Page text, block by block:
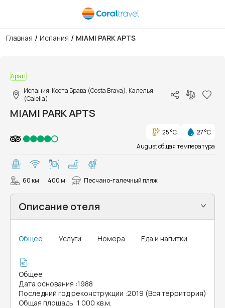
Главная / Испания / MIAMI PARK APTS
Apart
Испания, Коста Брава (Costa Brava), Калелья
(Calella)
MIAMI PARK APTS
25 °C
27 °C
August общая температура
60 км 400 м Песчано-галечный пляж
Описание отеля
Общее Услуги Номера Еда и напитки
Общее
Дата основания :1988
Последний год реконструкции :2019 (Вся территория)
Общая площадь :1 000 кв.м.